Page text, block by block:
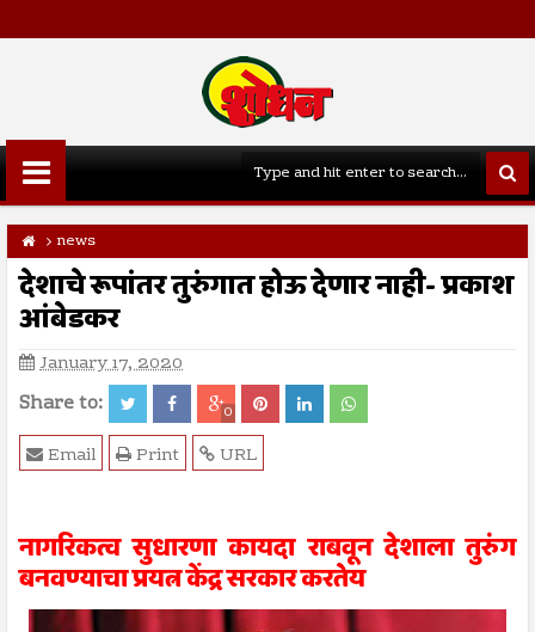
news
देशाचे रूपांतर तुरुंगात होऊ देणार नाही- प्रकाश
आंबेडकर
January 17, 2020
Share to: 0
URL
Print
Email
नागरिकत्व सुधारणा कायदा राबवून देशाला तुरुंग
बनवण्याचा प्रयत्न केंद्र सरकार करतेय